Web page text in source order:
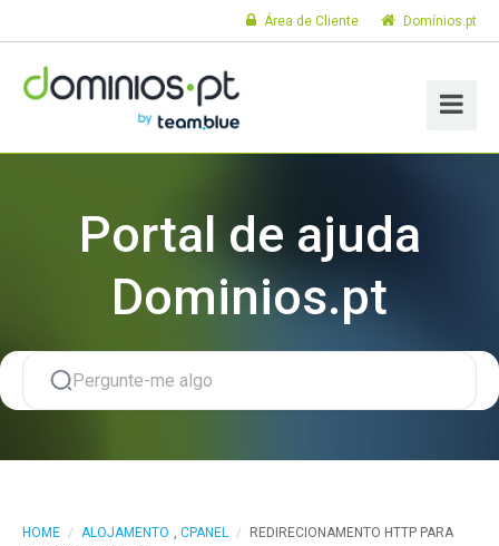
Domínios.pt
Área de Cliente
Portal de ajuda
Dominios.pt
HOME / ALOJAMENTO , CPANEL /
REDIRECIONAMENTO HTTP PARA